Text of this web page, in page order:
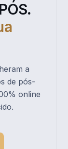
a
de pós-
online